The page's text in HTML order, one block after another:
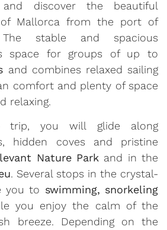
and discover the beautiful
Mallorca from the port of
stable and spacious
space for groups of up to
and combines relaxed sailing
comfort and plenty of space
relaxing.
trip, you will glide along
hidden coves and pristine
Nature Parkand in the
. Several stops in the crystal-
you to swimming, snorkeling
you enjoy the calm of the
breeze. Depending on the